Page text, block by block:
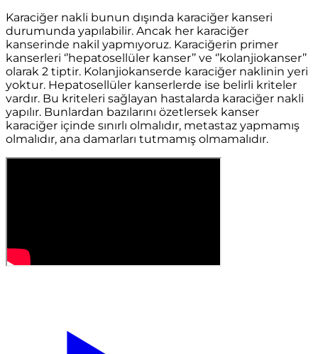
Karaciğer nakli bunun dışında karaciğer kanseri
durumunda yapılabilir. Ancak her karaciğer
kanserinde nakil yapmıyoruz. Karaciğerin primer
kanserleri ‘’hepatosellüler kanser’’ ve ‘’kolanjiokanser’’
olarak 2 tiptir. Kolanjiokanserde karaciğer naklinin yeri
yoktur. Hepatosellüler kanserlerde ise belirli kriteler
vardır. Bu kriteleri sağlayan hastalarda karaciğer nakli
yapılır. Bunlardan bazılarını özetlersek kanser
karaciğer içinde sınırlı olmalıdır, metastaz yapmamış
olmalıdır, ana damarları tutmamış olmamalıdır.